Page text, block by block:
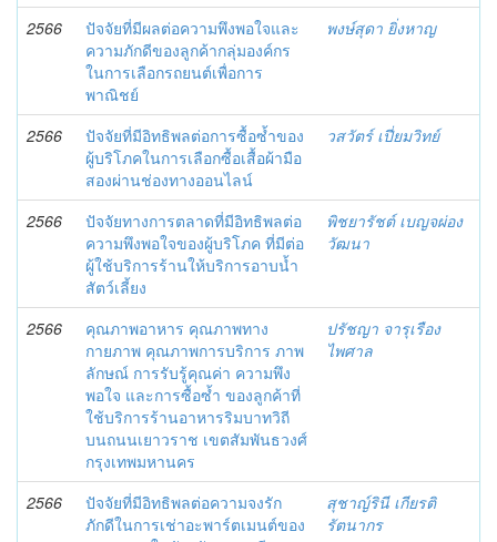
2566
ปัจจัยที่มีผลต่อความพึงพอใจและ
ความภักดีของลูกค้ากลุ่มองค์กร
ในการเลือกรถยนต์เพื่อการ
พาณิชย์
พงษ์สุดา ยิ่งหาญ
2566
ปัจจัยที่มีอิทธิพลต่อการซื้อซ้ำของ
ผู้บริโภคในการเลือกซื้อเสื้อผ้ามือ
สองผ่านช่องทางออนไลน์
วสวัตร์ เปี่ยมวิทย์
2566
ปัจจัยทางการตลาดที่มีอิทธิพลต่อ
ความพึงพอใจของผู้บริโภค ที่มีต่อ
ผู้ใช้บริการร้านให้บริการอาบน้ำ
สัตว์เลี้ยง
พิชยารัชต์ เบญจผ่อง
วัฒนา
2566
คุณภาพอาหาร คุณภาพทาง
กายภาพ คุณภาพการบริการ ภาพ
ลักษณ์ การรับรู้คุณค่า ความพึง
พอใจ และการซื้อซ้ำ ของลูกค้าที่
ใช้บริการร้านอาหารริมบาทวิถี
บนถนนเยาวราช เขตสัมพันธวงศ์
กรุงเทพมหานคร
ปรัชญา จารุเรือง
ไพศาล
2566
ปัจจัยที่มีอิทธิพลต่อความจงรัก
ภักดีในการเช่าอะพาร์ตเมนต์ของ
สุชาญ์รินี เกียรติ
รัตนากร